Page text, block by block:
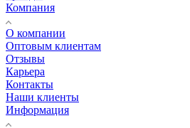
Компания
О компании
Оптовым клиентам
Отзывы
Карьера
Контакты
Наши клиенты
Информация